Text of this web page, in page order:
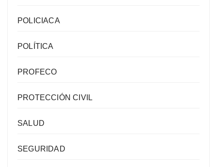
POLICIACA
POLÍTICA
PROFECO
PROTECCIÓN CIVIL
SALUD
SEGURIDAD